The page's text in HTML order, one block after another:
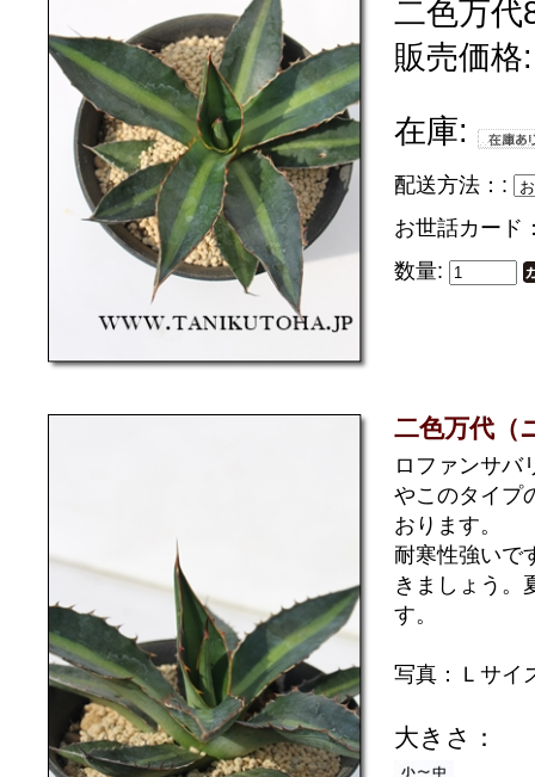
二色万代
販売価格:
在庫:
配送方法：:
お世話カード
数量:
二色万代（
ロファンサバ
やこのタイプ
おります。
耐寒性強いで
きましょう。
す。
写真：Ｌサイ
大きさ：